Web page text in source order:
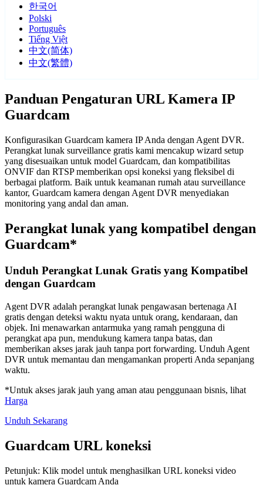
한국어
Polski
Português
Tiếng Việt
中文(简体)
中文(繁體)
Panduan Pengaturan URL Kamera IP
Guardcam
Konfigurasikan Guardcam kamera IP Anda dengan Agent DVR.
Perangkat lunak surveillance gratis kami mencakup wizard setup
yang disesuaikan untuk model Guardcam, dan kompatibilitas
ONVIF dan RTSP memberikan opsi koneksi yang fleksibel di
berbagai platform. Baik untuk keamanan rumah atau surveillance
kantor, Guardcam kamera dengan Agent DVR menyediakan
monitoring yang andal dan aman.
Perangkat lunak yang kompatibel dengan
Guardcam*
Unduh Perangkat Lunak Gratis yang Kompatibel
dengan Guardcam
Agent DVR adalah perangkat lunak pengawasan bertenaga AI
gratis dengan deteksi waktu nyata untuk orang, kendaraan, dan
objek. Ini menawarkan antarmuka yang ramah pengguna di
perangkat apa pun, mendukung kamera tanpa batas, dan
memberikan akses jarak jauh tanpa port forwarding. Unduh Agent
DVR untuk memantau dan mengamankan properti Anda sepanjang
waktu.
*Untuk akses jarak jauh yang aman atau penggunaan bisnis, lihat
Harga
Unduh Sekarang
Guardcam URL koneksi
Petunjuk: Klik model untuk menghasilkan URL koneksi video
untuk kamera Guardcam Anda